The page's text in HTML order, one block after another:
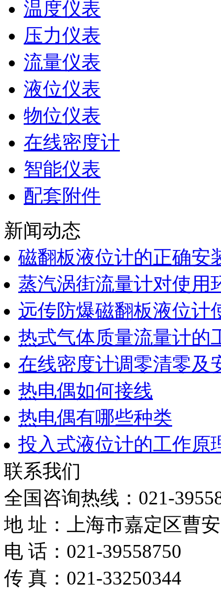
温度仪表
压力仪表
流量仪表
液位仪表
物位仪表
在线密度计
智能仪表
配套附件
新闻动态
磁翻板液位计的正确安
蒸汽涡街流量计对使用
远传防爆磁翻板液位计
热式气体质量流量计的
在线密度计调零清零及
热电偶如何接线
热电偶有哪些种类
投入式液位计的工作原
联系我们
全国咨询热线： 021-
地 址：上海市嘉定区曹
电 话：021-39558750
传 真：021-33250344